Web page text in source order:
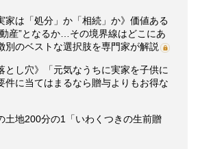
は「処分」か「相続」か》価値ある
産”となるか…その境界線はどこにあ
のベストな選択肢を専門家が解説
とし穴》「元気なうちに実家を子供に
件に当てはまるなら贈与よりもお得な
土地200分の1「いわくつきの生前贈